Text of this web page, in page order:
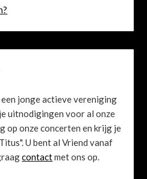
jonge actieve vereniging
uitnodigingen voor al onze
op onze concerten en krijg je
U bent al Vriend vanaf
contactmet ons op.